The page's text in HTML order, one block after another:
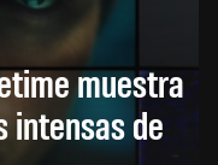
muestra
intensas de